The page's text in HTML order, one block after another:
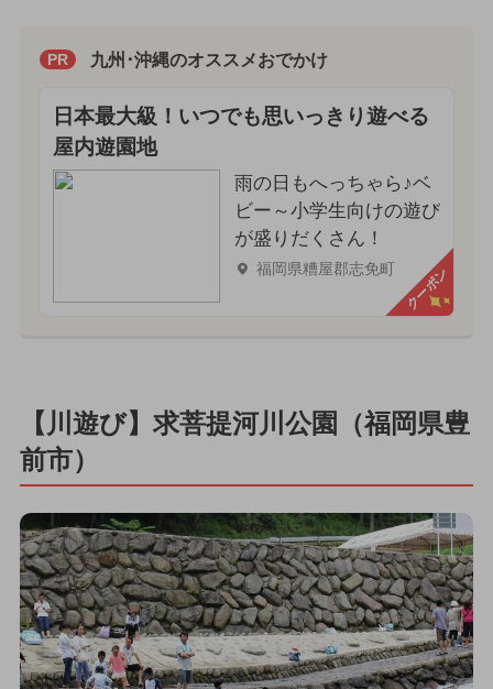
PR 九州･沖縄のオススメおでかけ
日本最大級！いつでも思いっきり遊べる
屋内遊園地
雨の日もへっちゃら♪ベ
ビー～小学生向けの遊び
が盛りだくさん！
福岡県糟屋郡志免町 クーポン
【川遊び】求菩提河川公園（福岡県豊
前市）